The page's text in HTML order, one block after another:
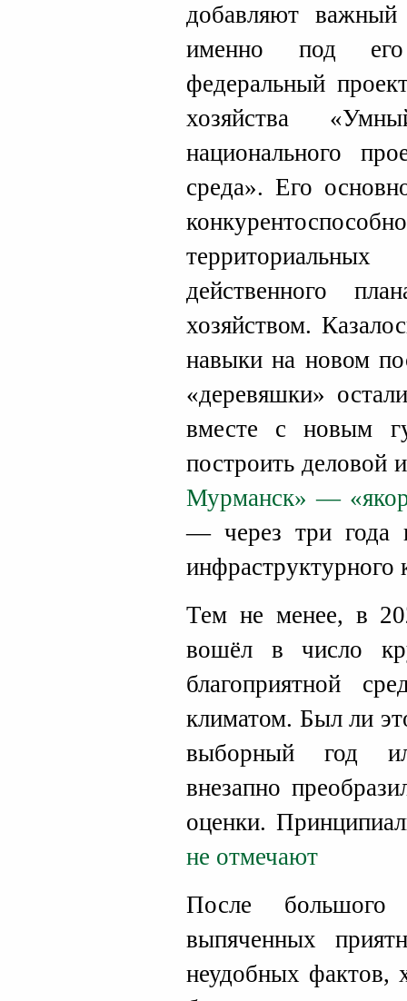
добавляют
именно под его
федеральный
хозяйства
национального
среда». Его
действенного
хозяйством.
навыки на новом
«деревяшки»
вместе с новым
построить деловой
Мурманск» —
— через три года
инфраструктурного
Тем не менее, в
вошёл в число
благоприятной
климатом. Был ли
выборный год
внезапно
оценки.
не отмечают
После
выпяченных
неудобных фактов,